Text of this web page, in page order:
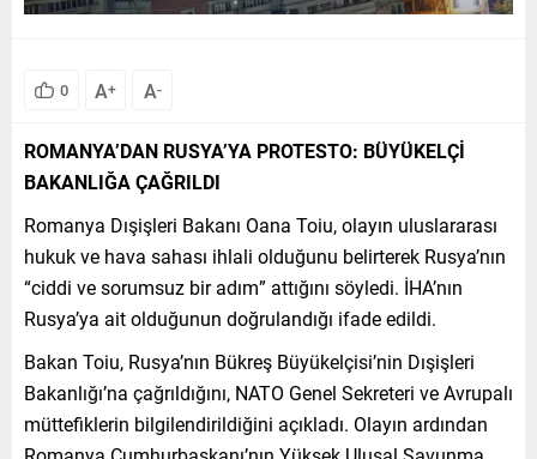
0 A+ A-
ROMANYA’DAN RUSYA’YA PROTESTO: BÜYÜKELÇİ
BAKANLIĞA ÇAĞRILDI
Romanya Dışişleri Bakanı Oana Toiu, olayın uluslararası
hukuk ve hava sahası ihlali olduğunu belirterek Rusya’nın
“ciddi ve sorumsuz bir adım” attığını söyledi. İHA’nın
Rusya’ya ait olduğunun doğrulandığı ifade edildi.
Bakan Toiu, Rusya’nın Bükreş Büyükelçisi’nin Dışişleri
Bakanlığı’na çağrıldığını, NATO Genel Sekreteri ve Avrupalı
müttefiklerin bilgilendirildiğini açıkladı. Olayın ardından